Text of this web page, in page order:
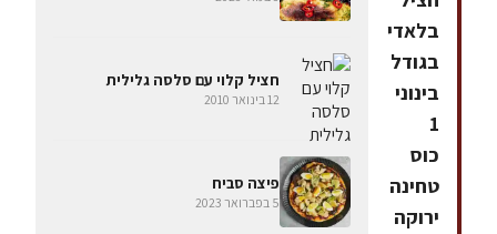
בלאדי
בגודל
בינוני
1
כוס
טחינה
ירוקה
חציל קלוי עם סלסה גלילית
12 בינואר 2010
פיצה סביח
5 בפברואר 2023